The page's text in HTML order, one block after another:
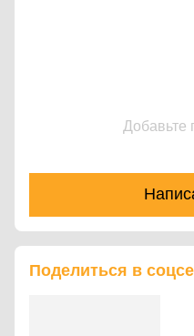
Добавьте
Поделиться в